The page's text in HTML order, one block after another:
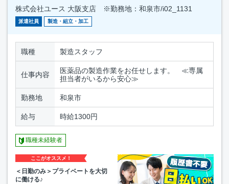
株式会社ユース 大阪支店 ※勤務地：和泉市/i02_1131
派遣社員 製造・組立・加工
職種 製造スタッフ
仕事内容
医薬品の製造作業をお任せします。 ≪専属
担当者がいるから安心≫
勤務地 和泉市
給与 時給1300円
職種未経験者
ここがオススメ！
＜日勤のみ＞プライベートを大切
に働ける♪